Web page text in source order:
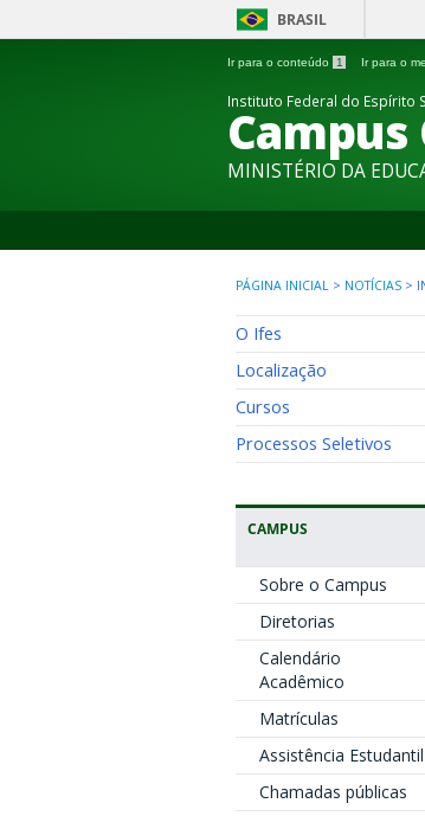
BRASIL
Ir para o conteúdo 1 Ir para o
Instituto Federal do Espírito
MINISTÉRIO DA
PÁGINA INICIAL > NOTÍCIAS >
O Ifes
Localização
Cursos
Processos Seletivos
CAMPUS
Sobre o Campus
Diretorias
Calendário
Acadêmico
Matrículas
Assistência Estudantil
Chamadas públicas